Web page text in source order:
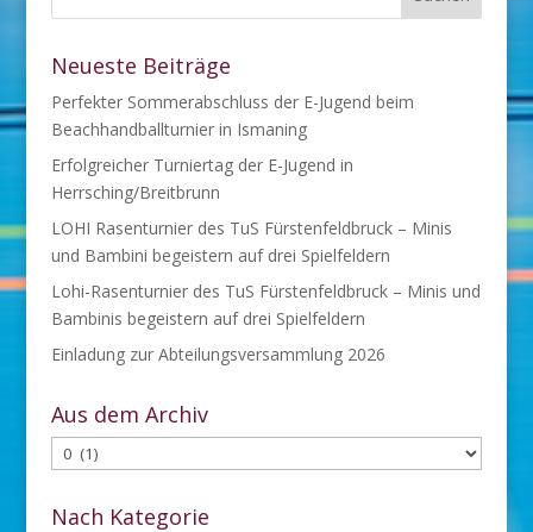
Neueste Beiträge
Perfekter Sommerabschluss der E-Jugend beim
Beachhandballturnier in Ismaning
Erfolgreicher Turniertag der E-Jugend in
Herrsching/Breitbrunn
LOHI Rasenturnier des TuS Fürstenfeldbruck – Minis
und Bambini begeistern auf drei Spielfeldern
Lohi-Rasenturnier des TuS Fürstenfeldbruck – Minis und
Bambinis begeistern auf drei Spielfeldern
Einladung zur Abteilungsversammlung 2026
Aus dem Archiv
Aus
dem
Archiv
Nach Kategorie